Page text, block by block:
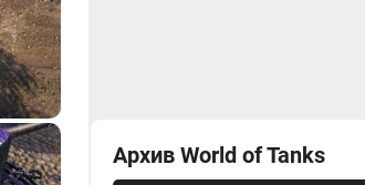
Архив World of Tanks